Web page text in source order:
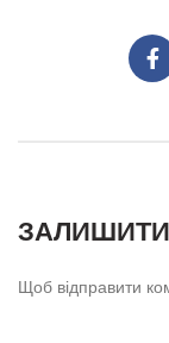
ЗАЛИШИТИ
Щоб відправити